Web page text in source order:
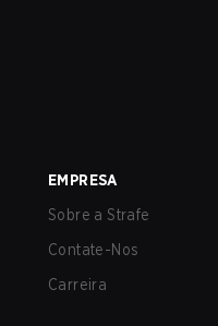
EMPRESA
Sobre a Strafe
Contate-Nos
Carreira